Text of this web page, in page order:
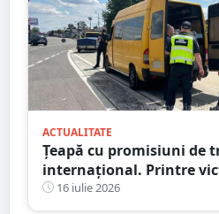
ACTUALITATE
Țeapă cu promisiuni de
internațional. Printre
persoane din județul
16 iulie 2026